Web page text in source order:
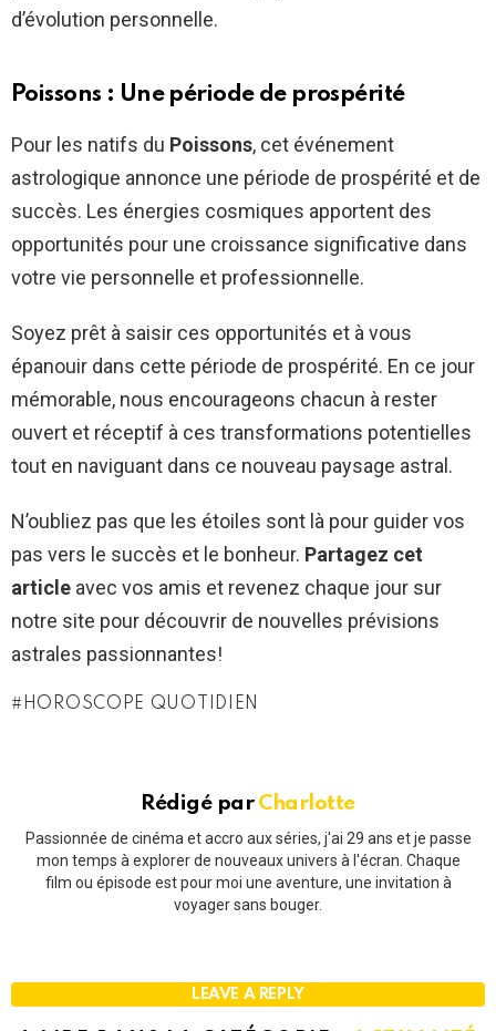
d’évolution personnelle.
Poissons : Une période de prospérité
Pour les natifs du Poissons, cet événement
astrologique annonce une période de prospérité et de
succès. Les énergies cosmiques apportent des
opportunités pour une croissance significative dans
votre vie personnelle et professionnelle.
Soyez prêt à saisir ces opportunités et à vous
épanouir dans cette période de prospérité. En ce jour
mémorable, nous encourageons chacun à rester
ouvert et réceptif à ces transformations potentielles
tout en naviguant dans ce nouveau paysage astral.
N’oubliez pas que les étoiles sont là pour guider vos
pas vers le succès et le bonheur. Partagez cet
article avec vos amis et revenez chaque jour sur
notre site pour découvrir de nouvelles prévisions
astrales passionnantes!
HOROSCOPE QUOTIDIEN
Rédigé par Charlotte
Passionnée de cinéma et accro aux séries, j'ai 29 ans et je passe
mon temps à explorer de nouveaux univers à l'écran. Chaque
film ou épisode est pour moi une aventure, une invitation à
voyager sans bouger.
LEAVE A REPLY